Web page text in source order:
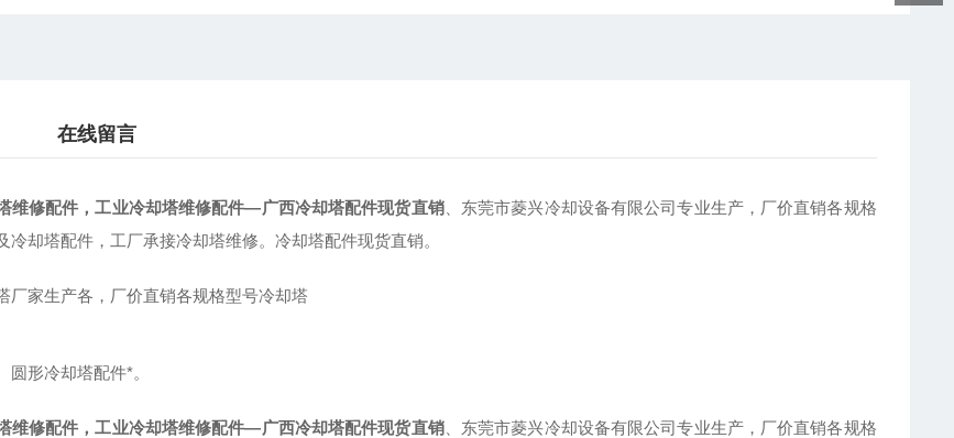
在线留言
维修配件，工业冷却塔维修配件—广西冷却塔配件现货直销、东莞市菱兴冷却设备有限公司专业生产，厂价直销各规格
冷却塔配件，工厂承接冷却塔维修。冷却塔配件现货直销。
厂家生产各，厂价直销各规格型号冷却塔
圆形冷却塔配件*。
维修配件，工业冷却塔维修配件—广西冷却塔配件现货直销、东莞市菱兴冷却设备有限公司专业生产，厂价直销各规格